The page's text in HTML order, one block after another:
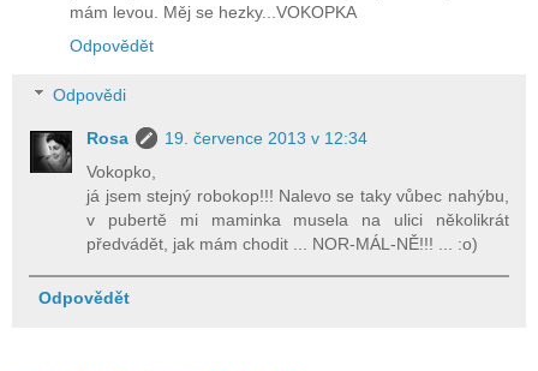
mám levou. Měj se hezky...VOKOPKA
Odpovědět
Odpovědi
Rosa
19. července 2013 v 12:34
Vokopko,
já jsem stejný robokop!!! Nalevo se taky vůbec nahýbu,
v pubertě mi maminka musela na ulici několikrát
předvádět, jak mám chodit ... NOR-MÁL-NĚ!!! ... :o)
Odpovědět